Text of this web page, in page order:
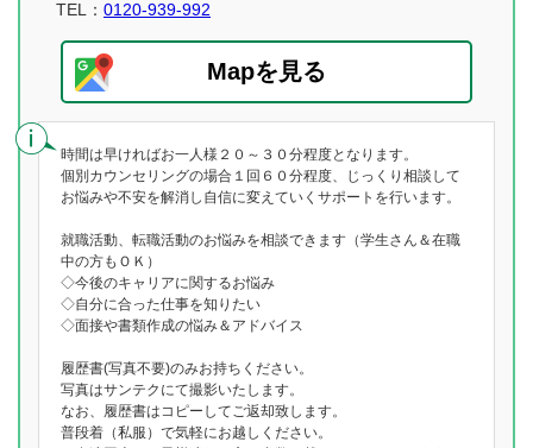
TEL： 0120-939-992
Mapを見る
時間は早ければお一人様２０～３０分程度となります。
個別カウンセリングの場合１回６０分程度、じっくり相談して
お悩みや不安を解消し自信に変えていくサポートを行います。
就職活動、転職活動のお悩みを相談できます（学生さん＆在職
中の方もＯＫ）
◇今後のキャリアに関するお悩み
◇自分に合った仕事を知りたい
◇面接や書類作成の悩み＆アドバイス
履歴書(写真不要)のみお持ちください。
写真はサンテクにて撮影いたします。
なお、履歴書はコピーしてご返却致します。
普段着（私服）で気軽にお越しください。